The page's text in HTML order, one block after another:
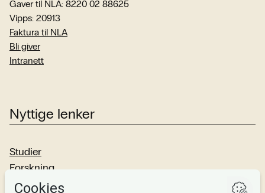
Gaver til NLA: 8220 02 88625
Vipps: 20913
Faktura til NLA
Bli giver
Intranett
Nyttige lenker
Studier
Forskning
Om oss